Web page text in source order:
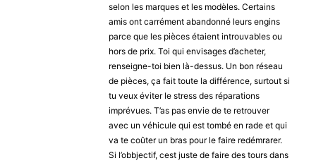
selon les marques et les modèles. Certains
amis ont carrément abandonné leurs engins
parce que les pièces étaient introuvables ou
hors de prix. Toi qui envisages d’acheter,
renseigne-toi bien là-dessus. Un bon réseau
de pièces, ça fait toute la différence, surtout si
tu veux éviter le stress des réparations
imprévues. T’as pas envie de te retrouver
avec un véhicule qui est tombé en rade et qui
va te coûter un bras pour le faire redémrarer.
Si l’obbjectif, cest juste de faire des tours dans